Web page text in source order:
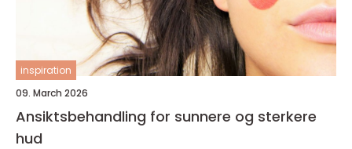
inspiration
09. March 2026
Ansiktsbehandling for sunnere og sterkere
hud